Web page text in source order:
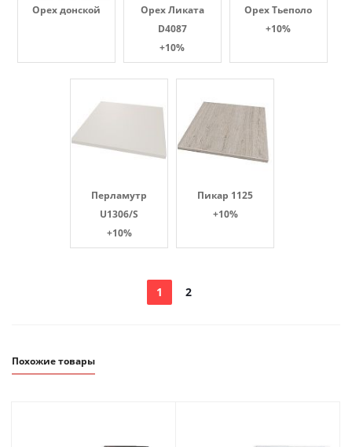
Орех донской
Орех Ликата
D4087
+10%
Орех Тьеполо
+10%
Перламутр
U1306/S
+10%
Пикар 1125
+10%
1 2
Похожие товары